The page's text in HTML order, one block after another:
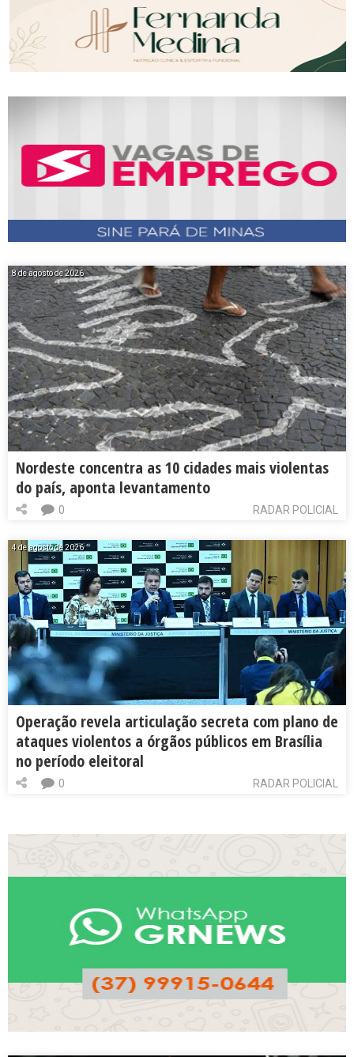
8 de agosto de 2026
Nordeste concentra as 10 cidades mais violentas
do país, aponta levantamento
RADAR POLICIAL
0
4 de agosto de 2026
Operação revela articulação secreta com plano de
ataques violentos a órgãos públicos em Brasília
no período eleitoral
RADAR POLICIAL
0